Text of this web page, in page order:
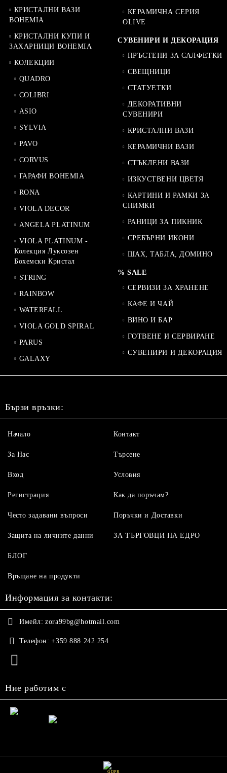
КРИСТАЛНИ ВАЗИ
BOHEMIA
КРИСТАЛНИ КУПИ И
ЗАХАРНИЦИ BOHEMIA
КОЛЕКЦИИ
QUADRO
COLIBRI
ASIO
SYLVIA
PAVO
CORVUS
ГАРАФИ BOHEMIA
RONA
VIOLA DECOR
ANGELA PLATINUM
VIOLA PLATINUM -
Колекция Луксозен
Бохемски Кристал
STRING
RAINBOW
WATERFALL
VIOLA GOLD SPIRAL
PARUS
GALAXY
КЕРАМИЧНА СЕРИЯ
OLIVE
СУВЕНИРИ И ДЕКОРАЦИЯ
ПРЪСТЕНИ ЗА САЛФЕТКИ
СВЕЩНИЦИ
СТАТУЕТКИ
ДЕКОРАТИВНИ
СУВЕНИРИ
КРИСТАЛНИ ВАЗИ
КЕРАМИЧНИ ВАЗИ
СТЪКЛЕНИ ВАЗИ
ИЗКУСТВЕНИ ЦВЕТЯ
КАРТИНИ И РАМКИ ЗА
СНИМКИ
РАНИЦИ ЗА ПИКНИК
СРЕБЪРНИ ИКОНИ
ШАХ, ТАБЛА, ДОМИНО
% SALE
СЕРВИЗИ ЗА ХРАНЕНЕ
КАФЕ И ЧАЙ
ВИНО И БАР
ГОТВЕНЕ И СЕРВИРАНЕ
СУВЕНИРИ И ДЕКОРАЦИЯ
Бързи връзки:
Начало
За Нас
Вход
Регистрация
Контакт
Търсене
Условия
Как да поръчам?
Често задавани въпроси
Защита на личните данни
БЛОГ
Връщане на продукти
Поръчки и Доставки
ЗА ТЪРГОВЦИ НА ЕДРО
Информация за контакти:
Имейл: zora99bg@hotmail.com
Телефон: +359 888 242 254
Ние работим с
GDPR